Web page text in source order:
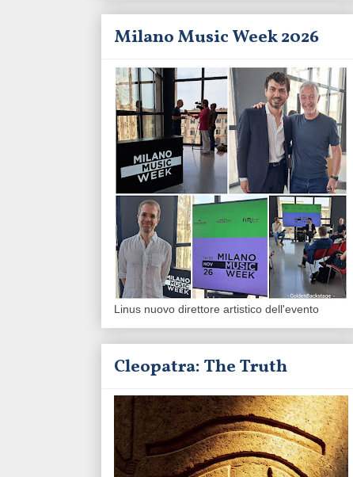
Milano Music Week 2026
Linus nuovo direttore artistico dell'evento
Cleopatra: The Truth